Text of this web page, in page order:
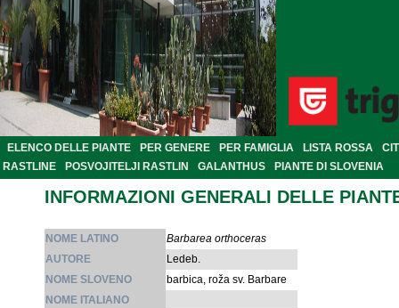
ELENCO DELLE PIANTE PER GENERE PER FAMIGLIA LISTA ROSSA
RASTLINE
POSVOJITELJI RASTLIN GALANTHUS PIANTE DI SLOVENIA
INFORMAZIONI GENERALI DELLE
NOME LATINO
Barbarea orthoceras
AUTORE
Ledeb.
NOME SLOVENO
barbica, roža sv. Barbare
NOME ITALIANO